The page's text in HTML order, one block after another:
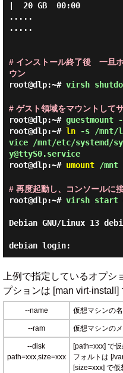
|  20 GB  00:00
.....
.....
# インストール終了後 一旦
ウン
root@dlp:~# virsh
# ゲスト領域をマウントして
root@dlp:~# guestmount
root@dlp:~# ln-s /mnt/
vice /mnt/etc/systemd/
y@ttyS0.service
root@dlp:~# umount/mnt
# 再度起動し、コンソールに
root@dlp:~# virsh start
Debian GNU/Linux 13
上例で指定しているオプ
プションは [man virt-install]
--name 仮想マシンの
--ram 仮想マシンの
--disk
path=xxx,size=xxx
[path=xxx] で
フォルトは [/
[size=xxx] で